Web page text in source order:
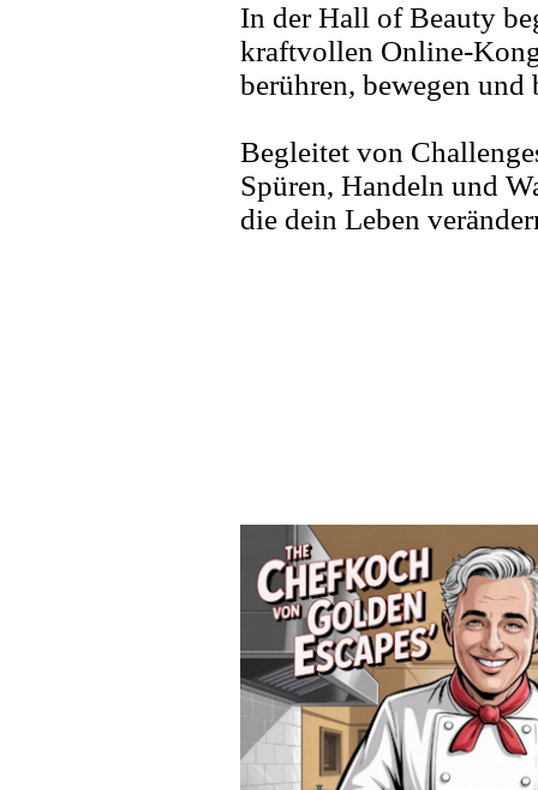
In der Hall of Beauty
kraftvollen Online-
berühren, bewegen und
Begleitet von
Spüren, Handeln und
die dein Leben